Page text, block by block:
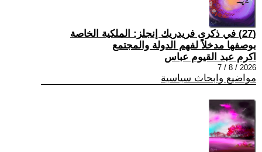
(27) في ذكرى فريدريك إنجلز: الملكية الخاصة
بوصفها مدخلاً لفهم الدولة والمجتمع
اكرم عبد القيوم عباس
2026 / 8 / 7
مواضيع وابحاث سياسية